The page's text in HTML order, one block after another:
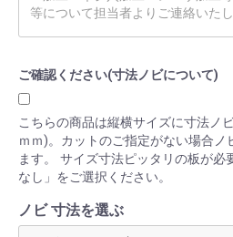
ご確認ください(寸法ノビについて)
こちらの商品は縦横サイズに寸法ノ
ｍｍ)。カットのご指定がない場合ノ
ます。 サイズ寸法ピッタリの板が必
なし」をご選択ください。
ノビ 寸法を選ぶ